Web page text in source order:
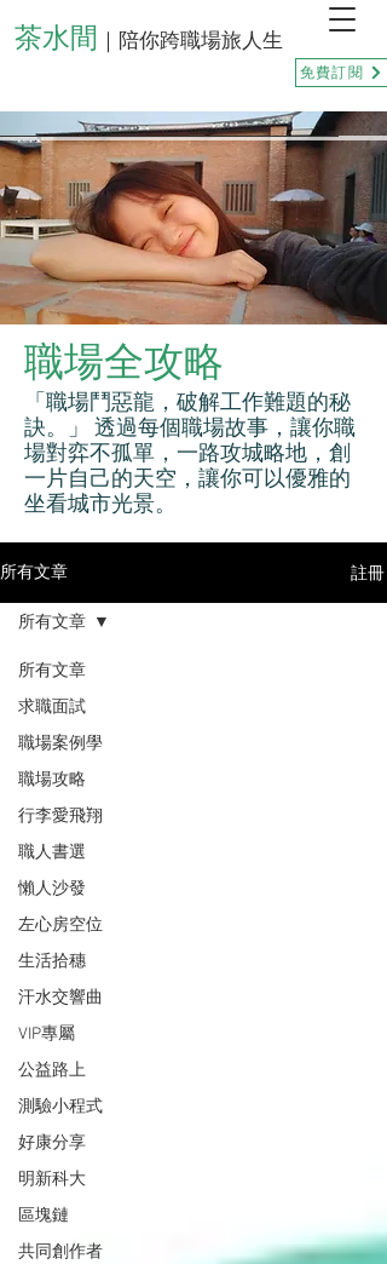
茶水間 ｜陪你跨職場旅人生
免費訂閱
職場全攻略
「職場鬥惡龍，破解工作難題的秘
訣。」 透過每個職場故事，讓你職
場對弈不孤單，一路攻城略地，創
一片自己的天空，讓你可以優雅的
坐看城市光景。
所有文章 註冊
所有文章
求職面試
職場案例學
職場攻略
行李愛飛翔
職人書選
懶人沙發
左心房空位
生活拾穗
汗水交響曲
VIP專屬
公益路上
測驗小程式
好康分享
明新科大
區塊鏈
共同創作者
所有文章